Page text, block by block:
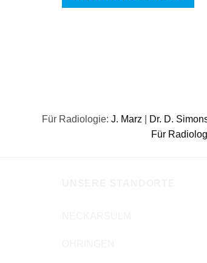
Für Radiologie: J. Marz Dr. D.
Für